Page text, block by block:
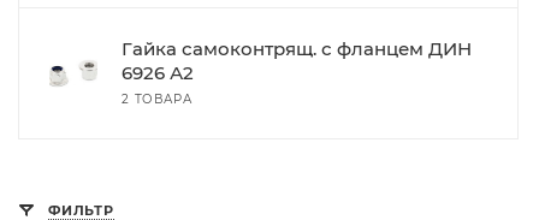
Гайка самоконтрящ. с фланцем ДИН
6926 А2
2 ТОВАРА
ФИЛЬТР